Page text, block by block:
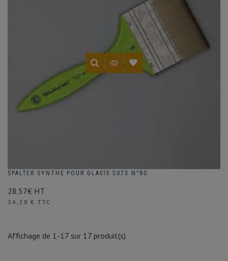
SPALTER SYNTHE POUR GLACIS 5073 N°80
28.57€ HT
Prix
34,28 € TTC
Affichage de 1-17 sur 17 produit(s)